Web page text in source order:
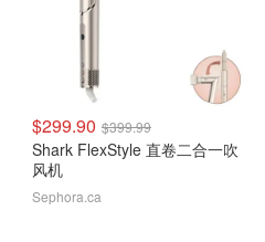
$299.90 $399.99
Shark FlexStyle 直卷二合一吹
风机
Sephora.ca